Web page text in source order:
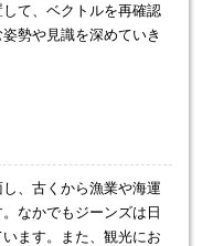
て、ベクトルを再確認
勢や見識を深めていき
、古くから漁業や海運
なかでもジーンズは日
ます。また、観光にお